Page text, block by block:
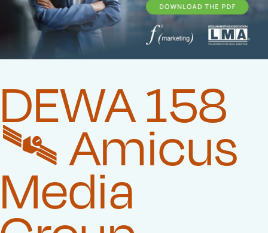
DEWA 158
🛰️‍ Amicus
Media